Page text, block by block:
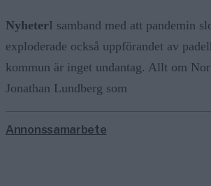
NyheterI samband med att pandemin
exploderade också uppförandet av
kommun är inget undantag. Allt om
Jonathan Lundberg som
Annonssamarbete